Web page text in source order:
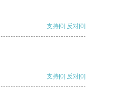
支持[0] 反对[0]
支持[0] 反对[0]